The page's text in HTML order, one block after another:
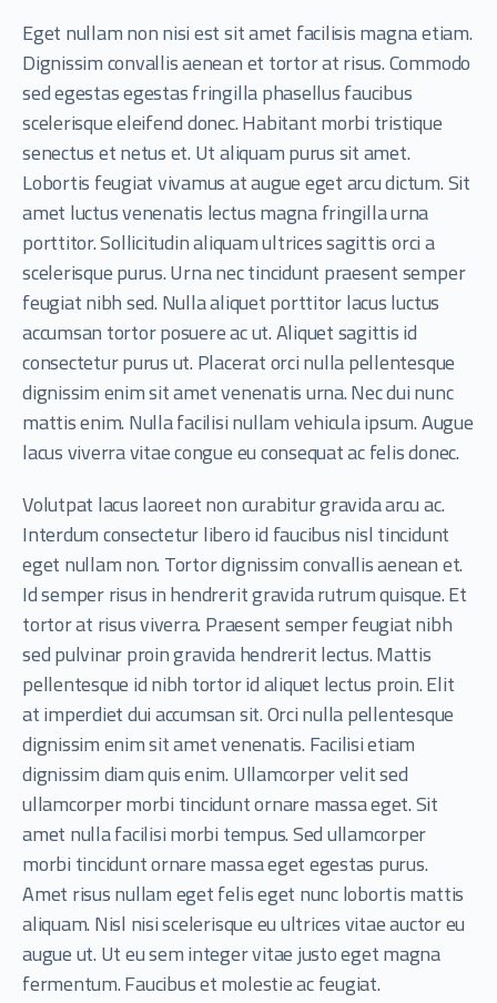
Eget nullam non nisi est sit amet facilisis magna etiam.
Dignissim convallis aenean et tortor at risus. Commodo
sed egestas egestas fringilla phasellus faucibus
scelerisque eleifend donec. Habitant morbi tristique
senectus et netus et. Ut aliquam purus sit amet.
Lobortis feugiat vivamus at augue eget arcu dictum. Sit
amet luctus venenatis lectus magna fringilla urna
porttitor. Sollicitudin aliquam ultrices sagittis orci a
scelerisque purus. Urna nec tincidunt praesent semper
feugiat nibh sed. Nulla aliquet porttitor lacus luctus
accumsan tortor posuere ac ut. Aliquet sagittis id
consectetur purus ut. Placerat orci nulla pellentesque
dignissim enim sit amet venenatis urna. Nec dui nunc
mattis enim. Nulla facilisi nullam vehicula ipsum. Augue
lacus viverra vitae congue eu consequat ac felis donec.
Volutpat lacus laoreet non curabitur gravida arcu ac.
Interdum consectetur libero id faucibus nisl tincidunt
eget nullam non. Tortor dignissim convallis aenean et.
Id semper risus in hendrerit gravida rutrum quisque. Et
tortor at risus viverra. Praesent semper feugiat nibh
sed pulvinar proin gravida hendrerit lectus. Mattis
pellentesque id nibh tortor id aliquet lectus proin. Elit
at imperdiet dui accumsan sit. Orci nulla pellentesque
dignissim enim sit amet venenatis. Facilisi etiam
dignissim diam quis enim. Ullamcorper velit sed
ullamcorper morbi tincidunt ornare massa eget. Sit
amet nulla facilisi morbi tempus. Sed ullamcorper
morbi tincidunt ornare massa eget egestas purus.
Amet risus nullam eget felis eget nunc lobortis mattis
aliquam. Nisl nisi scelerisque eu ultrices vitae auctor eu
augue ut. Ut eu sem integer vitae justo eget magna
fermentum. Faucibus et molestie ac feugiat.